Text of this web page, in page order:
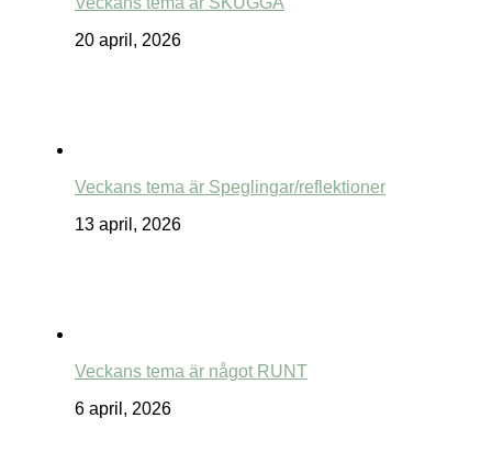
20 april, 2026
Veckans tema är Speglingar/reflektioner
13 april, 2026
Veckans tema är något RUNT
6 april, 2026